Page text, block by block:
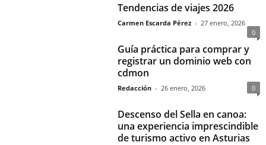
Tendencias de viajes 2026
Carmen Escarda Pérez - 27 enero, 2026
0
Guía práctica para comprar y
registrar un dominio web con
cdmon
Redacción - 26 enero, 2026 0
Descenso del Sella en canoa:
una experiencia imprescindible
de turismo activo en Asturias